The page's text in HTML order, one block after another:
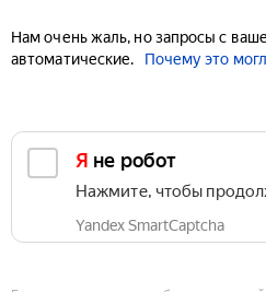
Нам очень жаль, но запросы с
автоматические.
Почему это
Я не робот
Нажмите, чтобы
Yandex SmartCaptcha